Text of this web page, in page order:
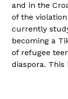
and in the
of the
currently
becoming a
of refugee
diaspora.